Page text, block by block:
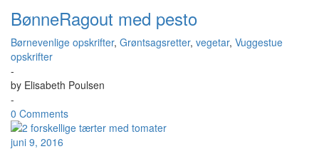
BønneRagout med pesto
Børnevenlige opskrifter, Grøntsagsretter, vegetar, Vuggestue
opskrifter
-
by Elisabeth Poulsen
-
0 Comments
juni 9, 2016